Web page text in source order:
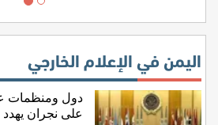
اليمن في الإعلام الخارجي
دول ومنظمات
على نجران